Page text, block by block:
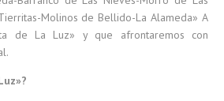
Molinos de Bellido-La Alameda» A
de La Luz» y que afrontaremos con